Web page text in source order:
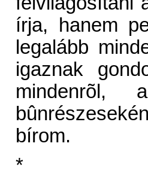
írja, hanem
legalább
igaznak
mindenrõl,
bírom.
*